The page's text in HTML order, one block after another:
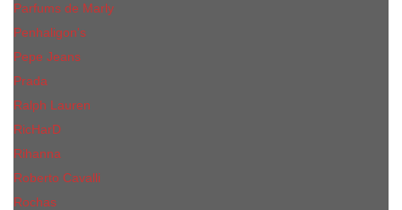
Parfums de Marly
Penhaligon's
Pepe Jeans
Prada
Ralph Lauren
RicHarD
Rihanna
Roberto Cavalli
Rochas